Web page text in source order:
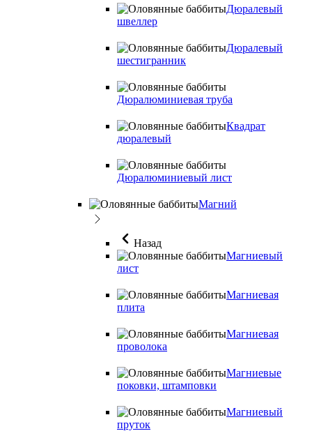
Дюралевый
швеллер
Дюралевый
шестигранник
Дюралюминиевая труба
Квадрат
дюралевый
Дюралюминиевый лист
Магний
Назад
Магниевый
лист
Магниевая
плита
Магниевая
проволока
Магниевые
поковки, штамповки
Магниевый
пруток